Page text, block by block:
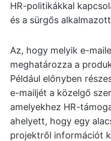
HR-politikákkal
és a sürgős
Az, hogy melyik e-
meghatározza a
Például előnyben
e-mailjét a közelgő
amelyekhez HR-
ahelyett, hogy egy
projektről információt